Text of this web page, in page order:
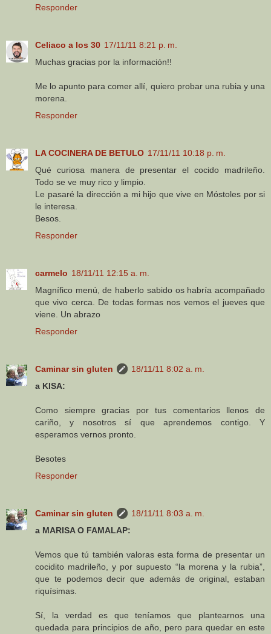
Responder
Celiaco a los 30 17/11/11 8:21 p. m.
Muchas gracias por la información!!
Me lo apunto para comer allí, quiero probar una rubia y una
morena.
Responder
LA COCINERA DE BETULO 17/11/11 10:18 p. m.
Qué curiosa manera de presentar el cocido madrileño.
Todo se ve muy rico y limpio.
Le pasaré la dirección a mi hijo que vive en Móstoles por si
le interesa.
Besos.
Responder
carmelo 18/11/11 12:15 a. m.
Magnífico menú, de haberlo sabido os habría acompañado
que vivo cerca. De todas formas nos vemos el jueves que
viene. Un abrazo
Responder
Caminar sin gluten
18/11/11 8:02 a. m.
a KISA:
Como siempre gracias por tus comentarios llenos de
cariño, y nosotros sí que aprendemos contigo. Y
esperamos vernos pronto.
Besotes
Responder
Caminar sin gluten
18/11/11 8:03 a. m.
a MARISA O FAMALAP:
Vemos que tú también valoras esta forma de presentar un
cocidito madrileño, y por supuesto “la morena y la rubia”,
que te podemos decir que además de original, estaban
riquísimas.
Sí, la verdad es que teníamos que plantearnos una
quedada para principios de año, pero para quedar en este